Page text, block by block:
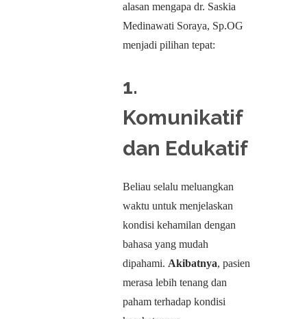
alasan mengapa dr. Saskia
Medinawati Soraya, Sp.OG
menjadi pilihan tepat:
1.
Komunikatif
dan Edukatif
Beliau selalu meluangkan
waktu untuk menjelaskan
kondisi kehamilan dengan
bahasa yang mudah
dipahami. Akibatnya, pasien
merasa lebih tenang dan
paham terhadap kondisi